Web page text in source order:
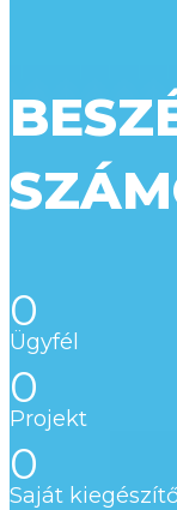
0
Ügyfél
0
Projekt
0
Saját